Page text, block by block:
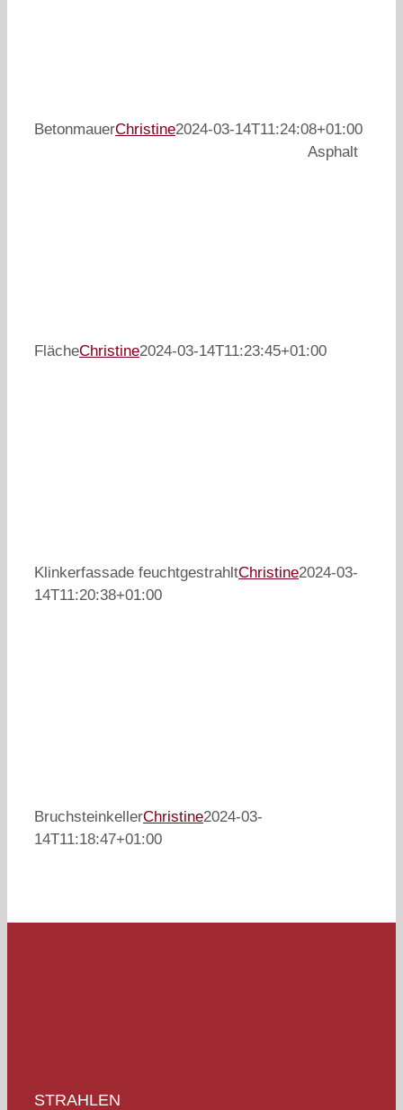
BetonmauerChristine2024-03-14T11:24:08+01:00
Asphalt
FlächeChristine2024-03-14T11:23:45+01:00
Klinkerfassade feuchtgestrahltChristine2024-03-
14T11:20:38+01:00
BruchsteinkellerChristine2024-03-
14T11:18:47+01:00
STRAHLEN